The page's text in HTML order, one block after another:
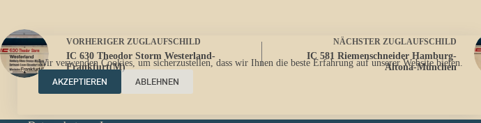
Wir verwenden Cookies, um sicherzustellen, dass wir Ihnen die beste Erfahrung auf unserer Website bieten.
AKZEPTIEREN
ABLEHNEN
VORHERIGER ZUGLAUFSCHILD
IC 630 Theodor Storm Westerland-
Frankfurt(M)
NÄCHSTER ZUGLAUFSCHILD
IC 581 Riemenschneider Hamburg-
Altona-München